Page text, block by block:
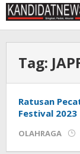
Lewati
ke
konten
Tag:
Ratusan
Festival 2023
OLAHRAGA